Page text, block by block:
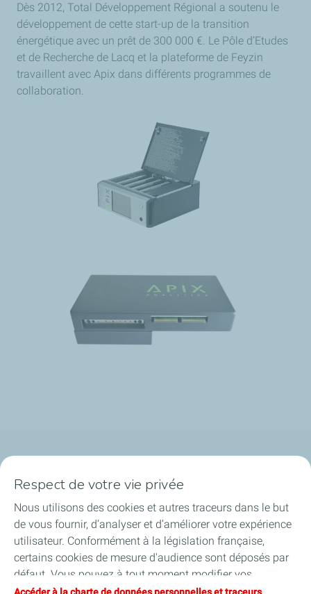
Dès 2012, Total Développement Régional a soutenu le
développement de cette start-up de la transition
énergétique avec un prêt de 300 000 €. Le Pôle d’Etudes
et de Recherche de Lacq et la plateforme de Feyzin
travaillent avec Apix dans différents programmes de
collaboration.
Notre ancrage territorial
Financer les entreprises
Soutenir les projets industriels
Respect de votre vie privée
Nous utilisons des cookies et autres traceurs dans le but
de vous fournir, d’analyser et d’améliorer votre expérience
utilisateur. Conformément à la législation française,
certains cookies de mesure d'audience sont déposés par
défaut. Vous pouvez à tout moment modifier vos
paramètres de cookies en cliquant sur le bouton « Gérer